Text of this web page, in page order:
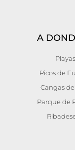
A
Playas
Picos de
Cangas
Parque de